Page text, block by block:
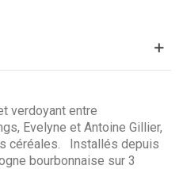
verdoyant entre
Evelyne et Antoine Gillier,
céréales. Installés depuis
bourbonnaise sur 3